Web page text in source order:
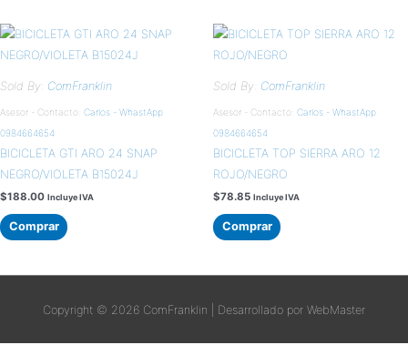
Sold By: ComFranklin
Asesor - Contacto: Carlos - WhastApp
0984664654
BICICLETA GTI ARO 24 SNAP
NEGRO/VIOLETA B15024J
$188.00 Incluye IVA
Comprar
Sold By: ComFranklin
Asesor - Contacto: Carlos - WhastApp
0984664654
BICICLETA TOP SIERRA ARO 12
ROJO/NEGRO
$78.85 Incluye IVA
Comprar
Copyright © 2026 ComFranklin | Desarrollado por WebMaster